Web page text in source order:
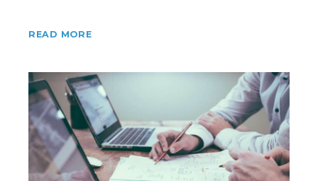
READ MORE